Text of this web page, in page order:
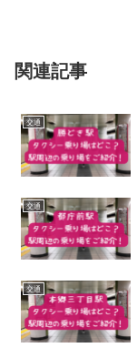
関連記事
交通
交通
交通